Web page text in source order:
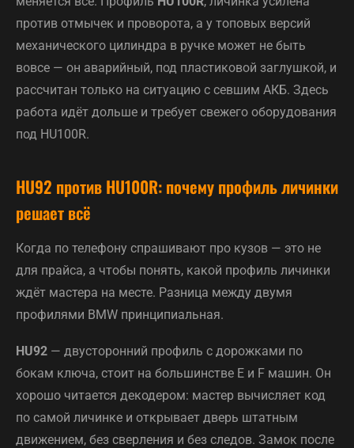
против отмычек и проворота, а у топовых версий
механического цилиндра в ручке может не быть
вовсе — он аварийный, под пластиковой заглушкой, и
рассчитан только на ситуацию с севшим АКБ. Здесь
работа идёт дольше и требует свежего оборудования
под HU100R.
HU92 против HU100R: почему профиль личинки
решает всё
Когда по телефону спрашивают про кузов — это не
для прайса, а чтобы понять, какой профиль личинки
ждёт мастера на месте. Разница между двумя
профилями BMW принципиальная.
HU92 — двусторонний профиль с дорожками по
бокам ключа, стоит на большинстве E и F машин. Он
хорошо читается декодером: мастер вычисляет код
по самой личинке и открывает дверь штатным
движением, без сверления и без следов. Замок после